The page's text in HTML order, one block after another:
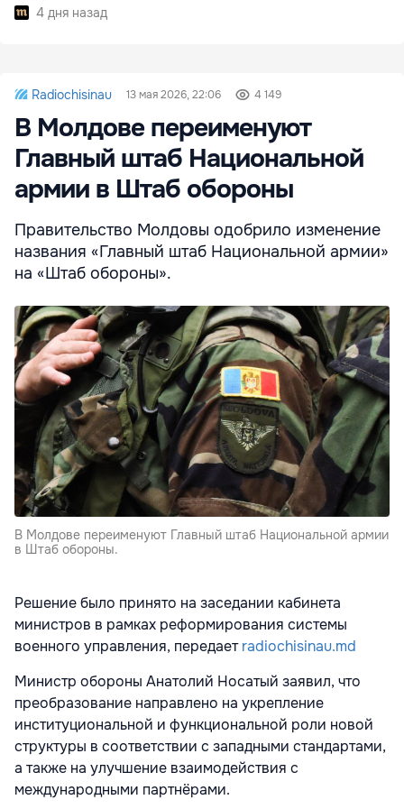
4 дня назад
Radiochisinau 13 мая 2026, 22:06 4 149
В Молдове переименуют
Главный штаб Национальной
армии в Штаб обороны
Правительство Молдовы одобрило изменение
названия «Главный штаб Национальной армии»
на «Штаб обороны».
В Молдове переименуют Главный штаб Национальной армии
в Штаб обороны.
Решение было принято на заседании кабинета
министров в рамках реформирования системы
военного управления, передаетradiochisinau.md
Министр обороны Анатолий Носатый заявил, что
преобразование направлено на укрепление
институциональной и функциональной роли новой
структуры в соответствии с западными стандартами,
а также на улучшение взаимодействия с
международными партнёрами.